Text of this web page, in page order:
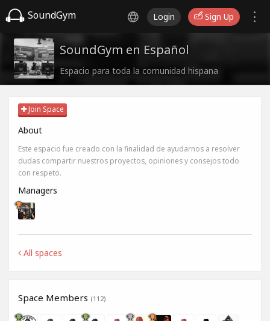
SoundGym Login Sign Up
SoundGym en Español
Espacio para toda la comunidad hispana
Join Space
About
Este espacio fue creado con la finalidad de ayudarnos a resolver
dudas compartir nuestros proyectos, opiniones y consejos todo
con respeto.
Managers
All spaces
Space Members (112)